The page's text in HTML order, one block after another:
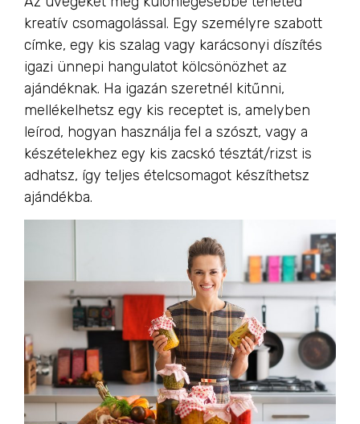
kreatív csomagolással. Egy személyre szabott
címke, egy kis szalag vagy karácsonyi díszítés
igazi ünnepi hangulatot kölcsönözhet az
ajándéknak. Ha igazán szeretnél kitűnni,
mellékelhetsz egy kis receptet is, amelyben
leírod, hogyan használja fel a szószt, vagy a
készételekhez egy kis zacskó tésztát/rizst is
adhatsz, így teljes ételcsomagot készíthetsz
ajándékba.